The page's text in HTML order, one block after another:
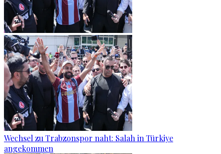
Wechsel zu Trabzonspor naht: Salah in Türkiye
angekommen